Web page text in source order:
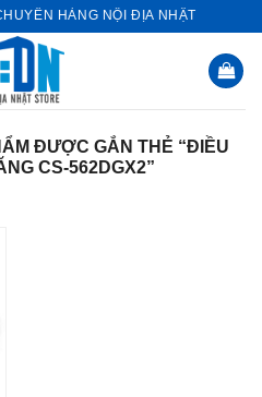
HÀNG NỘI ĐỊA NHẬT
ĐƯỢC GẮN THẺ “ĐIỀU
CS-562DGX2”